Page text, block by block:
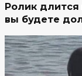
Ролик длится
вы будете